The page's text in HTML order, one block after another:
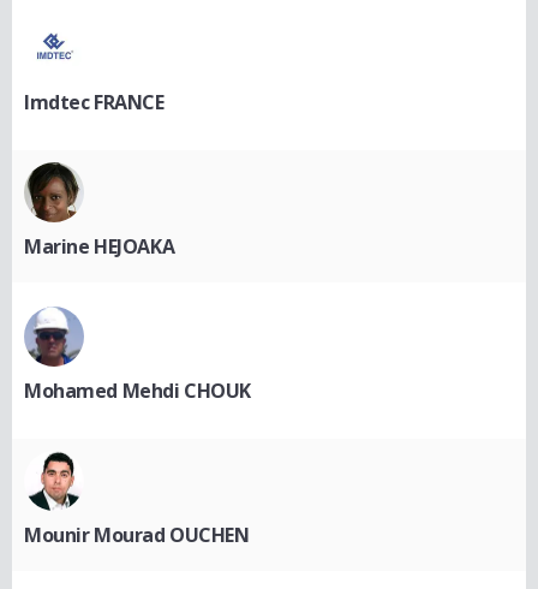
Imdtec FRANCE
Marine HEJOAKA
Mohamed Mehdi CHOUK
Mounir Mourad OUCHEN